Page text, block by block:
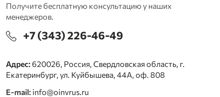
Получите бесплатную консультацию у наших
менеджеров.
+7 (343) 226-46-49
Адрес: 620026, Россия, Свердловская область, г.
Екатеринбург, ул. Куйбышева, 44А, оф. 808
E-mail: info@oinvrus.ru